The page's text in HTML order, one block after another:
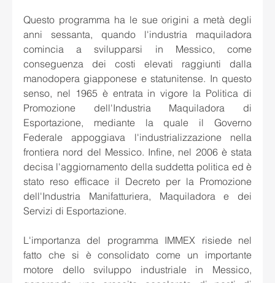
Questo programma ha le sue origini a metà degli
anni sessanta, quando l'industria maquiladora
comincia a svilupparsi in Messico, come
conseguenza dei costi elevati raggiunti dalla
manodopera giapponese e statunitense. In questo
senso, nel 1965 è entrata in vigore la Politica di
Promozione dell'Industria Maquiladora di
Esportazione, mediante la quale il Governo
Federale appoggiava l'industrializzazione nella
frontiera nord del Messico. Infine, nel 2006 è stata
decisa l'aggiornamento della suddetta politica ed è
stato reso efficace il Decreto per la Promozione
dell'Industria Manifatturiera, Maquiladora e dei
Servizi di Esportazione.
L'importanza del programma IMMEX risiede nel
fatto che si è consolidato come un importante
motore dello sviluppo industriale in Messico,